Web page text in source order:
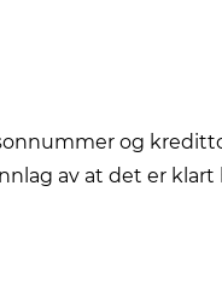
og
av at det er